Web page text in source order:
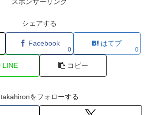
シェアする
Facebook
0
はてブ
0
LINE コピー
takahironをフォローする